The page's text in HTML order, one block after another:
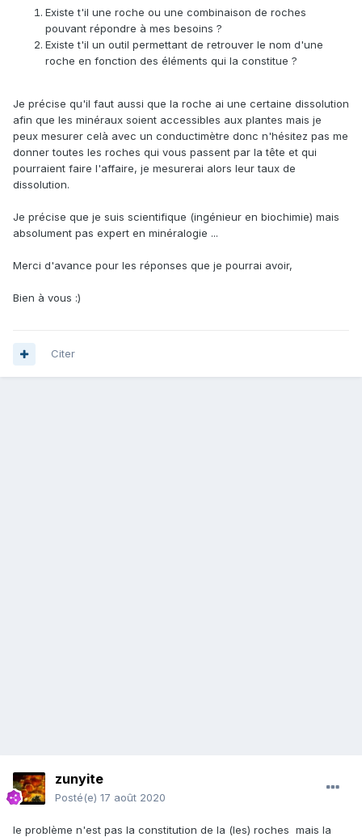
Existe t'il une roche ou une combinaison de roches
pouvant répondre à mes besoins ?
Existe t'il un outil permettant de retrouver le nom d'une
roche en fonction des éléments qui la constitue ?
Je précise qu'il faut aussi que la roche ai une certaine dissolution
afin que les minéraux soient accessibles aux plantes mais je
peux mesurer celà avec un conductimètre donc n'hésitez pas me
donner toutes les roches qui vous passent par la tête et qui
pourraient faire l'affaire, je mesurerai alors leur taux de
dissolution.
Je précise que je suis scientifique (ingénieur en biochimie) mais
absolument pas expert en minéralogie ...
Merci d'avance pour les réponses que je pourrai avoir,
Bien à vous :)
Citer
zunyite
Posté(e) 17 août 2020
le problème n'est pas la constitution de la (les) roches mais la